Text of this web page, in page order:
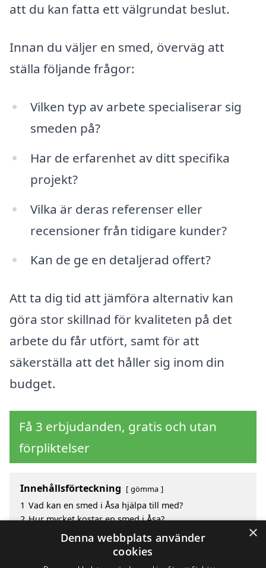
att du kan fatta ett välgrundat beslut.
Innan du väljer en smed, överväg att
ställa följande frågor:
Vilken typ av arbete specialiserar sig
smeden på?
Har de erfarenhet av ditt specifika
projekt?
Vilka är deras referenser eller
recensioner från tidigare kunder?
Kan de ge en detaljerad offert?
Att ta dig tid att jämföra alternativ kan
göra stor skillnad för kvaliteten på det
arbete du får utfört, samt för att
säkerställa att det håller sig inom din
budget.
Få 3 erbjudanden, gratis och utan
förpliktelser
Innehållsförteckning gömma
1 Vad kan en smed i Åsa hjälpa till med?
2 Hur mycket kostar en smed i Åsa?
Fördelar med att välja smed i Åsa
Sök efter en skicklig smed i de omgivande städerna
×
Denna webbplats använder
cookies